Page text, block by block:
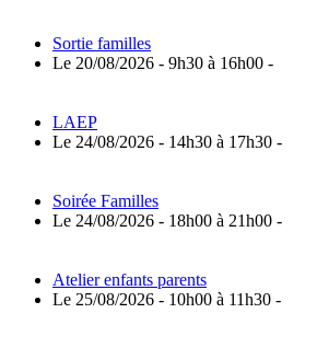
Sortie familles
Le 20/08/2026 - 9h30 à 16h00 -
LAEP
Le 24/08/2026 - 14h30 à 17h30 -
Soirée Familles
Le 24/08/2026 - 18h00 à 21h00 -
Atelier enfants parents
Le 25/08/2026 - 10h00 à 11h30 -